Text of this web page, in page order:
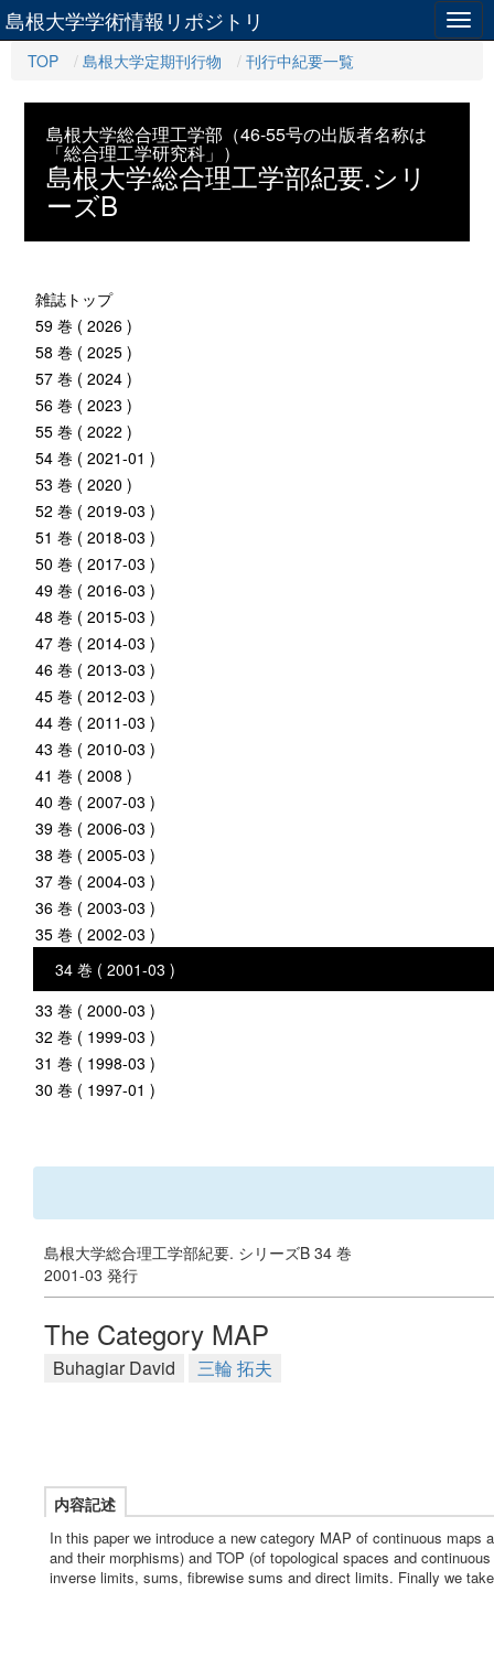
島根大学学術情報リポジトリ
TOP 島根大学定期刊行物 刊行中紀要一覧
島根大学総合理工学部（46-55号の出版者名称は
「総合理工学研究科」）
島根大学総合理工学部紀要.シリ
ーズB
雑誌トップ
59 巻 ( 2026 )
58 巻 ( 2025 )
57 巻 ( 2024 )
56 巻 ( 2023 )
55 巻 ( 2022 )
54 巻 ( 2021-01 )
53 巻 ( 2020 )
52 巻 ( 2019-03 )
51 巻 ( 2018-03 )
50 巻 ( 2017-03 )
49 巻 ( 2016-03 )
48 巻 ( 2015-03 )
47 巻 ( 2014-03 )
46 巻 ( 2013-03 )
45 巻 ( 2012-03 )
44 巻 ( 2011-03 )
43 巻 ( 2010-03 )
41 巻 ( 2008 )
40 巻 ( 2007-03 )
39 巻 ( 2006-03 )
38 巻 ( 2005-03 )
37 巻 ( 2004-03 )
36 巻 ( 2003-03 )
35 巻 ( 2002-03 )
34 巻 ( 2001-03 )
33 巻 ( 2000-03 )
32 巻 ( 1999-03 )
31 巻 ( 1998-03 )
30 巻 ( 1997-01 )
島根大学総合理工学部紀要. シリーズB 34 巻
2001-03 発行
The Category MAP
Buhagiar David 三輪 拓夫
内容記述
In this paper we introduce a new category MAP of continuous
and their morphisms) and TOP (of topological spaces and
inverse limits, sums, fibrewise sums and direct limits. Finally we